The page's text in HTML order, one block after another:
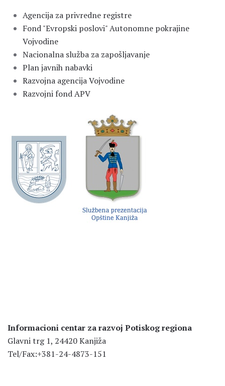
Agencija za privredne registre
Fond "Evropski poslovi" Autonomne pokrajine
Vojvodine
Nacionalna služba za zapošljavanje
Plan javnih nabavki
Razvojna agencija Vojvodine
Razvojni fond APV
Informacioni centar za razvoj Potiskog regiona
Glavni trg 1, 24420 Kanjiža
Tel/Fax:+381-24-4873-151